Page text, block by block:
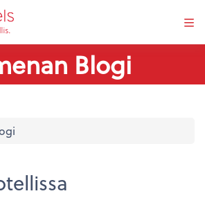
Blogi